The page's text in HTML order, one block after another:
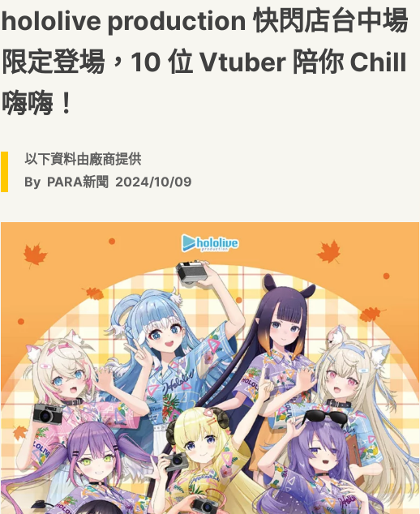
hololive production 快閃店台中場
限定登場，10 位 Vtuber 陪你 Chill
嗨嗨！
以下資料由廠商提供
By PARA新聞 2024/10/09